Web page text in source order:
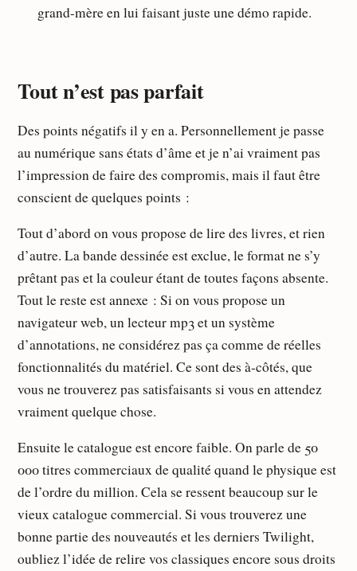
grand-mère en lui faisant juste une démo rapide.
Tout n’est pas parfait
Des points négatifs il y en a. Personnellement je passe
au numérique sans états d’âme et je n’ai vraiment pas
l’impression de faire des compromis, mais il faut être
conscient de quelques points :
Tout d’abord on vous propose de lire des livres, et rien
d’autre. La bande dessinée est exclue, le format ne s’y
prêtant pas et la couleur étant de toutes façons absente.
Tout le reste est annexe : Si on vous propose un
navigateur web, un lecteur mp3 et un système
d’annotations, ne considérez pas ça comme de réelles
fonctionnalités du matériel. Ce sont des à-côtés, que
vous ne trouverez pas satisfaisants si vous en attendez
vraiment quelque chose.
Ensuite le catalogue est encore faible. On parle de 50
000 titres commerciaux de qualité quand le physique est
de l’ordre du million. Cela se ressent beaucoup sur le
vieux catalogue commercial. Si vous trouverez une
bonne partie des nouveautés et les derniers Twilight,
oubliez l’idée de relire vos classiques encore sous droits